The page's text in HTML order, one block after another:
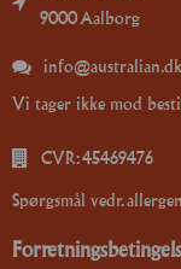
9000 Aalborg
info@australian.dk
Vi tager ikke mod
CVR: 45469476
Spørgsmål vedr.